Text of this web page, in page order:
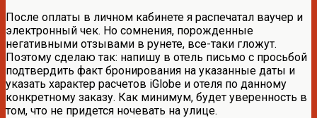
После оплаты в личном кабинете я распечатал ваучер и
электронный чек. Но сомнения, порожденные
негативными отзывами в рунете, все-таки гложут.
Поэтому сделаю так: напишу в отель письмо с просьбой
подтвердить факт бронирования на указанные даты и
указать характер расчетов iGlobe и отеля по данному
конкретному заказу. Как минимум, будет уверенность в
том, что не придется ночевать на улице.